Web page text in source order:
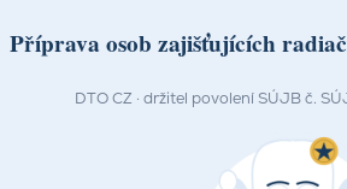
Příprava osob zajišťujících
DTO CZ · držitel povolení SÚJB č.